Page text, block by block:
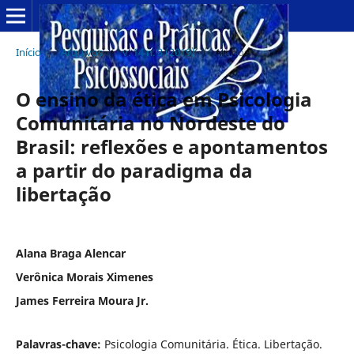
Início / Arquivos / v. 14 n. 3 (2019) / Artigos
O ensino da ética em Psicologia
Comunitária no Nordeste do
Brasil: reflexões e apontamentos
a partir do paradigma da
libertação
Alana Braga Alencar
Verônica Morais Ximenes
James Ferreira Moura Jr.
Palavras-chave: Psicologia Comunitária. Ética. Libertação.